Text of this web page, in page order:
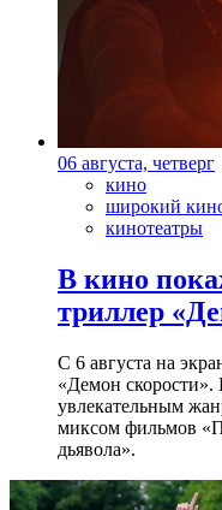
06 августа, четверг
кино
широкий
кинотеатры
В кино
триллер
С 6 августа на
«Демон
увлекательным
миксом фильмов
дьявола».